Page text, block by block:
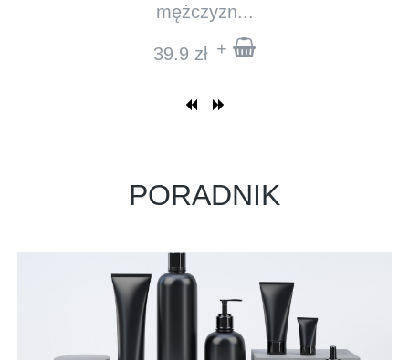
mężczyzn...
39.9 zł +
PORADNIK